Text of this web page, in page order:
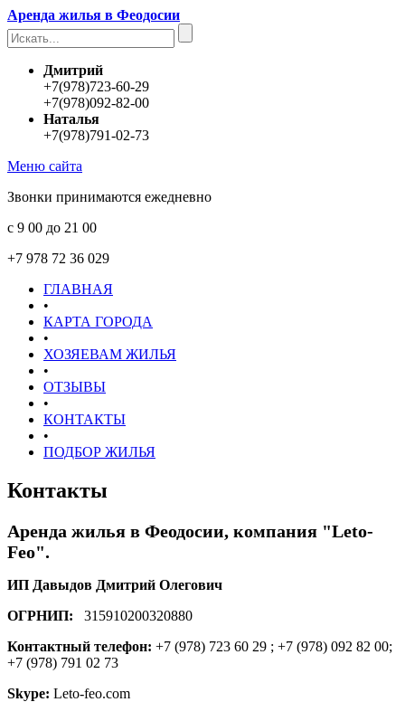
Аренда жилья в Феодосии
Дмитрий
+7(978)723-60-29
+7(978)092-82-00
Наталья
+7(978)791-02-73
Меню сайта
Звонки принимаются ежедневно
с 9 00 до 21 00
+7 978 72 36 029
ГЛАВНАЯ
•
КАРТА ГОРОДА
•
ХОЗЯЕВАМ ЖИЛЬЯ
•
ОТЗЫВЫ
•
КОНТАКТЫ
•
ПОДБОР ЖИЛЬЯ
Контакты
Аренда жилья в Феодосии, компания "Leto-
Feo".
ИП Давыдов Дмитрий Олегович
ОГРНИП: 315910200320880
Контактный телефон: +7 (978) 723 60 29 ; +7 (978) 092 82 00;
+7 (978) 791 02 73
Skype: Leto-feo.com